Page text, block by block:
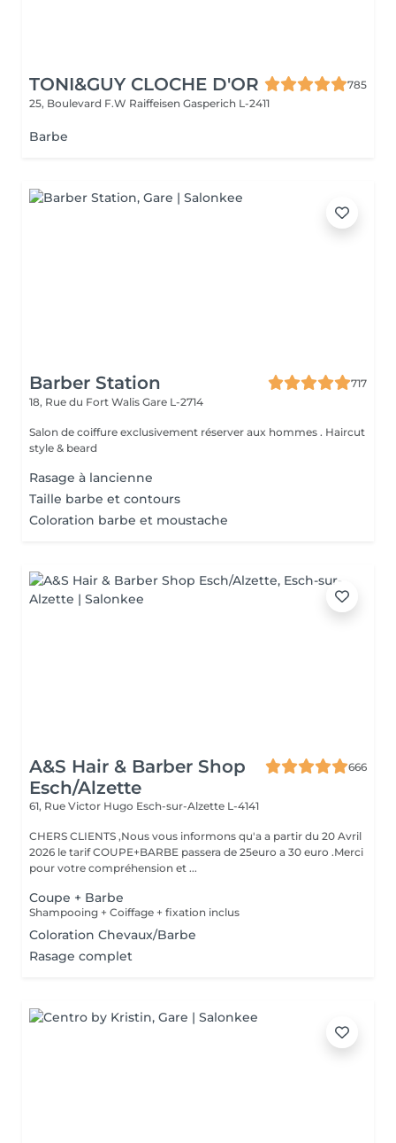
TONI&GUY CLOCHE D'OR
785
25, Boulevard F.W Raiffeisen Gasperich L-2411
Barbe
Barber Station
717
18, Rue du Fort Walis Gare L-2714
Salon de coiffure exclusivement réserver aux hommes . Haircut
style & beard
Rasage à lancienne
Taille barbe et contours
Coloration barbe et moustache
A&S Hair & Barber Shop
Esch/Alzette
666
61, Rue Victor Hugo Esch-sur-Alzette L-4141
CHERS CLIENTS ,Nous vous informons qu'a a partir du 20 Avril
2026 le tarif COUPE+BARBE passera de 25euro a 30 euro .Merci
pour votre compréhension et ...
Coupe + Barbe
Shampooing + Coiffage + fixation inclus
Coloration Chevaux/Barbe
Rasage complet